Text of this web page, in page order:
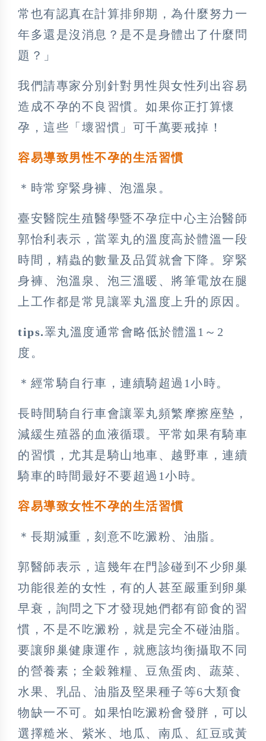
常也有認真在計算排卵期，為什麼努力一
年多還是沒消息？是不是身體出了什麼問
題？」
我們請專家分別針對男性與女性列出容易
造成不孕的不良習慣。如果你正打算懷
孕，這些「壞習慣」可千萬要戒掉！
容易導致男性不孕的生活習慣
＊時常穿緊身褲、泡溫泉。
臺安醫院生殖醫學暨不孕症中心主治醫師
郭怡利表示，當睪丸的溫度高於體溫一段
時間，精蟲的數量及品質就會下降。穿緊
身褲、泡溫泉、泡三溫暖、將筆電放在腿
上工作都是常見讓睪丸溫度上升的原因。
tips.睪丸溫度通常會略低於體溫1～2
度。
＊經常騎自行車，連續騎超過1小時。
長時間騎自行車會讓睪丸頻繁摩擦座墊，
減緩生殖器的血液循環。平常如果有騎車
的習慣，尤其是騎山地車、越野車，連續
騎車的時間最好不要超過1小時。
容易導致女性不孕的生活習慣
＊長期減重，刻意不吃澱粉、油脂。
郭醫師表示，這幾年在門診碰到不少卵巢
功能很差的女性，有的人甚至嚴重到卵巢
早衰，詢問之下才發現她們都有節食的習
慣，不是不吃澱粉，就是完全不碰油脂。
要讓卵巢健康運作，就應該均衡攝取不同
的營養素；全穀雜糧、豆魚蛋肉、蔬菜、
水果、乳品、油脂及堅果種子等6大類食
物缺一不可。如果怕吃澱粉會發胖，可以
選擇糙米、紫米、地瓜、南瓜、紅豆或黃